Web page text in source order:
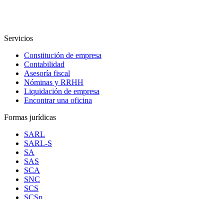
Servicios
Constitución de empresa
Contabilidad
Asesoría fiscal
Nóminas y RRHH
Liquidación de empresa
Encontrar una oficina
Formas jurídicas
SARL
SARL-S
SA
SAS
SCA
SNC
SCS
SCSp